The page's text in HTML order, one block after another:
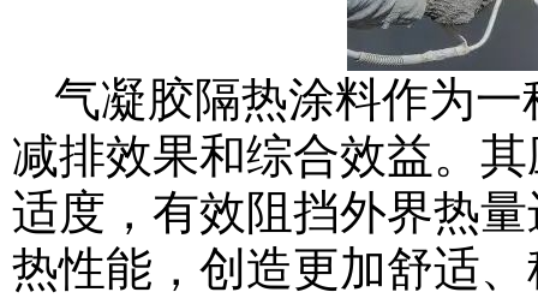
气凝胶隔热涂料作为
减排效果和综合效益。
适度，有效阻挡外界热
热性能，创造更加舒适